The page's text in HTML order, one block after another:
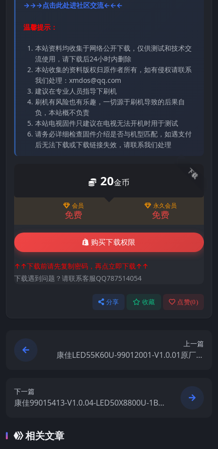
→→→点击此处进社区交流←←←
温馨提示：
本站资料均收集于网络公开下载，仅供测试和技术交
流使用，请下载后24小时内删除
本站收集的资料版权归原作者所有，如有侵权请联系
我们处理：xmdos@qq.com
建议在专业人员指导下刷机
刷机有风险也有乐趣，一切源于刷机导致的后果自
负，本站概不负责
本站电视固件只建议在电视无法开机时用于测试
请务必详细检查固件介绍是否与机型匹配，如遇支付
后无法下载或下载链接失效，请联系我们处理
下载
20金币
会员
免费
永久会员
免费
购买下载权限
↑↑下载前请先复制密码，再点立即下载↑↑
下载遇到问题？请联系客服QQ787514054
分享 收藏 点赞(0)
上一篇
康佳LED55K60U-99012001-V1.0.01原厂系
下一篇
康佳99015413-V1.0.04-LED50X8800U-1BO
相关文章